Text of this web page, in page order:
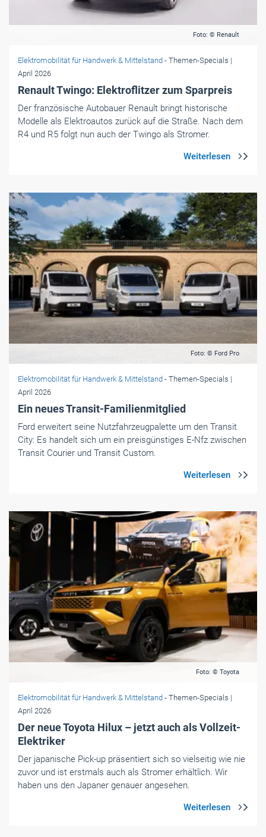
Foto: © Renault
Elektromobilität für Handwerk & Mittelstand - Themen-Specials |
April 2026
Renault Twingo: Elektroflitzer zum Sparpreis
Der französische Autobauer Renault bringt historische
Modelle als Elektroautos zurück auf die Straße. Nach dem
R4 und R5 folgt nun auch der Twingo als Stromer.
Foto: © Ford Pro
Elektromobilität für Handwerk & Mittelstand - Themen-Specials |
April 2026
Ein neues Transit-Familienmitglied
Ford erweitert seine Nutzfahrzeugpalette um den Transit
City: Es handelt sich um ein preisgünstiges E-Nfz zwischen
Transit Courier und Transit Custom.
Foto: © Toyota
Elektromobilität für Handwerk & Mittelstand - Themen-Specials |
April 2026
Der neue Toyota Hilux – jetzt auch als Vollzeit-
Elektriker
Der japanische Pick-up präsentiert sich so vielseitig wie nie
zuvor und ist erstmals auch als Stromer erhältlich. Wir
haben uns den Japaner genauer angesehen.